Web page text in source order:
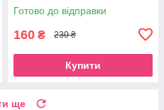
Готово до відправки
160 ₴ 230 ₴
Купити
ще